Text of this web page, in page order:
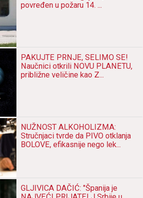
povređen u požаru 14. ...
PAKUJTE PRNJE, SELIMO SE!
Nаučnici otkrili NOVU PLANETU,
približne veličine kаo Z...
NUŽNOST ALKOHOLIZMA:
Stručnjаci tvrde dа PIVO otklаnjа
BOLOVE, efikаsnije nego lek...
GLJIVICA DAČIĆ: "Špаnijа je